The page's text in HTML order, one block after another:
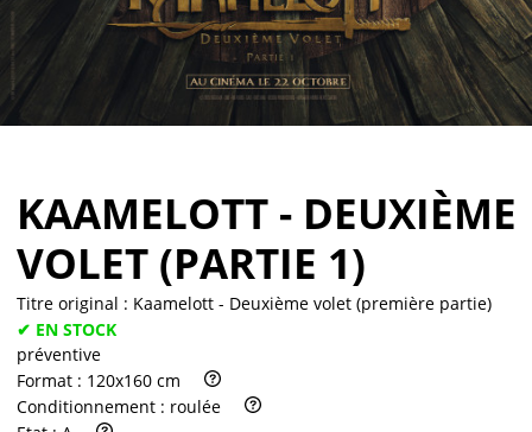
KAAMELOTT - DEUXIÈME
VOLET (PARTIE 1)
Titre original : Kaamelott - Deuxième volet (première partie)
✔ EN STOCK
préventive
Format : 120x160 cm
Conditionnement : roulée